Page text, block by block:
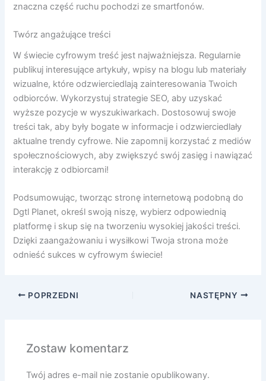
znaczna część ruchu pochodzi ze smartfonów.
Twórz angażujące treści
W świecie cyfrowym treść jest najważniejsza. Regularnie
publikuj interesujące artykuły, wpisy na blogu lub materiały
wizualne, które odzwierciedlają zainteresowania Twoich
odbiorców. Wykorzystuj strategie SEO, aby uzyskać
wyższe pozycje w wyszukiwarkach. Dostosowuj swoje
treści tak, aby były bogate w informacje i odzwierciedlały
aktualne trendy cyfrowe. Nie zapomnij korzystać z mediów
społecznościowych, aby zwiększyć swój zasięg i nawiązać
interakcję z odbiorcami!
Podsumowując, tworząc stronę internetową podobną do
Dgtl Planet, określ swoją niszę, wybierz odpowiednią
platformę i skup się na tworzeniu wysokiej jakości treści.
Dzięki zaangażowaniu i wysiłkowi Twoja strona może
odnieść sukces w cyfrowym świecie!
POPRZEDNI NASTĘPNY
Zostaw komentarz
Twój adres e-mail nie zostanie opublikowany.